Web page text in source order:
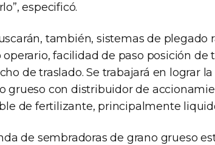
especificó.
también, sistemas de plegado
facilidad de paso posición de
de traslado. Se trabajará en lograr
grueso con distribuidor de
de fertilizante, principalmente
de sembradoras de grano grueso